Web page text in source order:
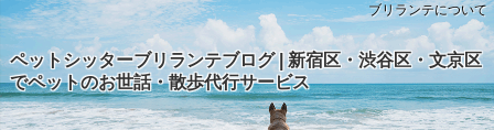
ブリランテについて
ペットシッターブリランテブログ | 新宿区・渋谷区・文京区
でペットのお世話・散歩代行サービス